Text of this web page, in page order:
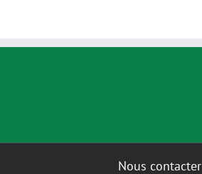
Nous contacter